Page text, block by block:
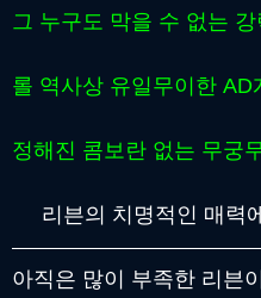
그 누구도 막을 수 없는
롤 역사상 유일무이한 AD
정해진 콤보란 없는 무궁
리븐의 치명적인 매력
아직은 많이 부족한 리븐